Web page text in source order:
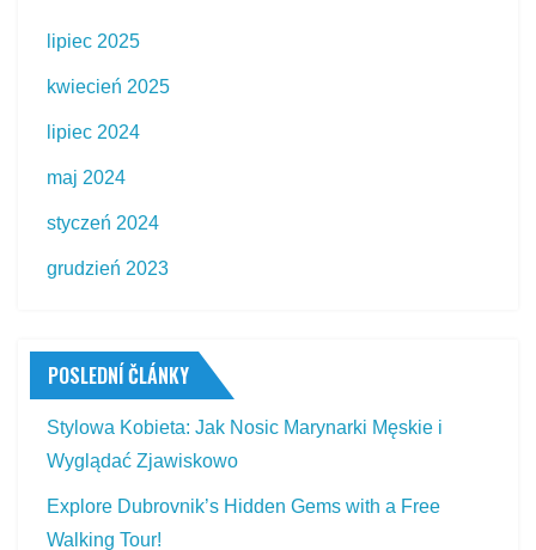
lipiec 2025
kwiecień 2025
lipiec 2024
maj 2024
styczeń 2024
grudzień 2023
POSLEDNÍ ČLÁNKY
Stylowa Kobieta: Jak Nosic Marynarki Męskie i
Wyglądać Zjawiskowo
Explore Dubrovnik’s Hidden Gems with a Free
Walking Tour!